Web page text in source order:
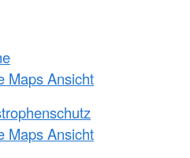
Maps Ansicht
Maps Ansicht